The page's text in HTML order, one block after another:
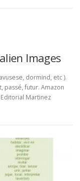
Images
dormind, etc ).
passé, futur. Amazon
Martinez